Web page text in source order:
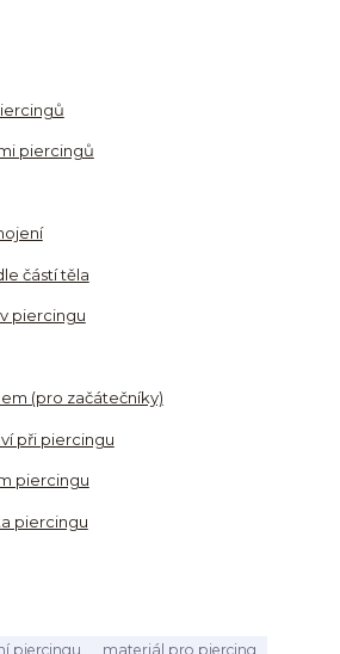
piercingů
částí těla
piercingu
(pro začátečníky)
při piercingu
piercingu
piercingu
piercingu
materiál pro piercing